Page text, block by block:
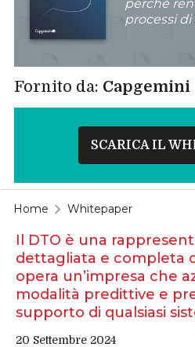
perché
processi
Fornito da: Capgemini
SCARICA IL
Home Whitepaper
Il DTO è una
dettagliata e completa
opera un’impresa che
modalità predittive e
supporto di qualsiasi
20 Settembre 2024